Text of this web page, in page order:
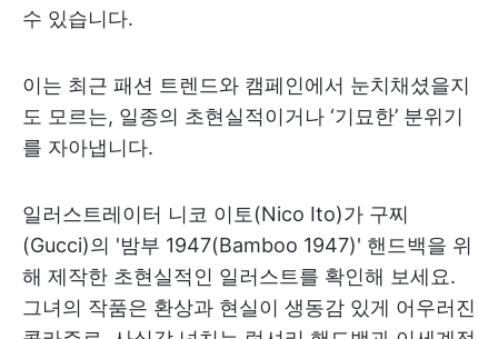
수 있습니다.
이는 최근 패션 트렌드와 캠페인에서 눈치채셨을지
도 모르는, 일종의 초현실적이거나 ‘기묘한’ 분위기
를 자아냅니다.
일러스트레이터 니코 이토(Nico Ito)가 구찌
(Gucci)의 '밤부 1947(Bamboo 1947)' 핸드백을 위
해 제작한 초현실적인 일러스트를 확인해 보세요.
그녀의 작품은 환상과 현실이 생동감 있게 어우러진